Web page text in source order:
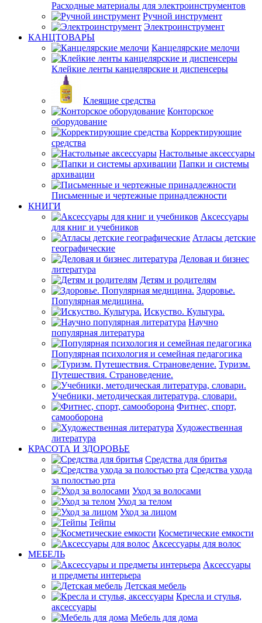
Расходные материалы для электроинструментов
Ручной инструмент
Электроинструмент
КАНЦТОВАРЫ
Канцелярские мелочи
Клейкие ленты канцелярские и диспенсеры
Клеящие средства
Конторское
оборудование
Корректирующие
средства
Настольные аксессуары
Папки и системы
архивации
Письменные и чертежные принадлежности
КНИГИ
Аксессуары
для книг и учебников
Атласы детские
географические
Деловая и бизнес
литература
Детям и родителям
Здоровье.
Популярная медицина.
Искуство. Культура.
Научно
популярная литература
Популярная психология и семейная педагогика
Туризм.
Путешествия. Страноведение.
Учебники, методическая литература, словари.
Фитнес, спорт,
самооборона
Художественная
литература
КРАСОТА И ЗДОРОВЬЕ
Средства для бритья
Средства ухода
за полостью рта
Уход за волосами
Уход за телом
Уход за лицом
Тейпы
Косметические емкости
Аксессуары для волос
МЕБЕЛЬ
Аксессуары
и предметы интерьера
Детская мебель
Кресла и стулья,
аксессуары
Мебель для дома